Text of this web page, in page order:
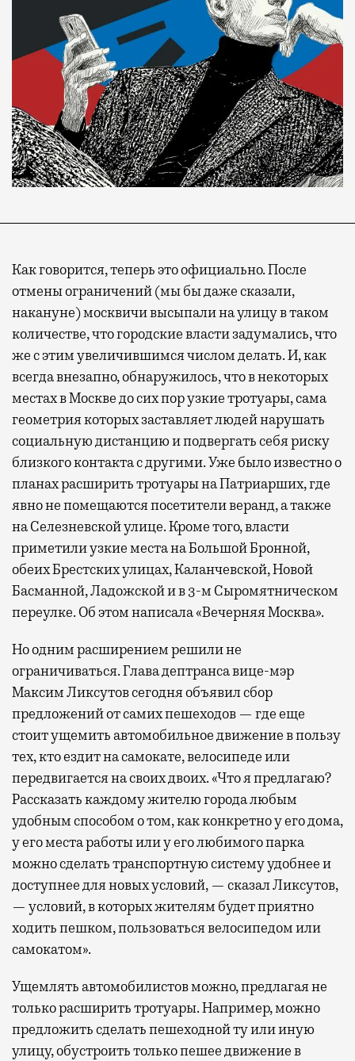
Как говорится, теперь это официально. После
отмены ограничений (мы бы даже сказали,
накануне) москвичи высыпали на улицу в таком
количестве, что городские власти задумались, что
же с этим увеличившимся числом делать. И, как
всегда внезапно, обнаружилось, что в некоторых
местах в Москве до сих пор узкие тротуары, сама
геометрия которых заставляет людей нарушать
социальную дистанцию и подвергать себя риску
близкого контакта с другими. Уже было известно о
планах расширить тротуары на Патриарших, где
явно не помещаются посетители веранд, а также
на Селезневской улице. Кроме того, власти
приметили узкие места на Большой Бронной,
обеих Брестских улицах, Каланчевской, Новой
Басманной, Ладожской и в 3-м Сыромятническом
переулке. Об этом написала «Вечерняя Москва».
Но одним расширением решили не
ограничиваться. Глава дептранса вице-мэр
Максим Ликсутов сегодня объявил сбор
предложений от самих пешеходов — где еще
стоит ущемить автомобильное движение в пользу
тех, кто ездит на самокате, велосипеде или
передвигается на своих двоих. «Что я предлагаю?
Рассказать каждому жителю города любым
удобным способом о том, как конкретно у его дома,
у его места работы или у его любимого парка
можно сделать транспортную систему удобнее и
доступнее для новых условий, — сказал Ликсутов,
— условий, в которых жителям будет приятно
ходить пешком, пользоваться велосипедом или
самокатом».
Ущемлять автомобилистов можно, предлагая не
только расширить тротуары. Например, можно
предложить сделать пешеходной ту или иную
улицу, обустроить только пешее движение в